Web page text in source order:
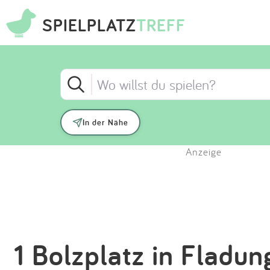
SPIELPLATZTREFF
In der Nähe
Anzeige
1 Bolzplatz in